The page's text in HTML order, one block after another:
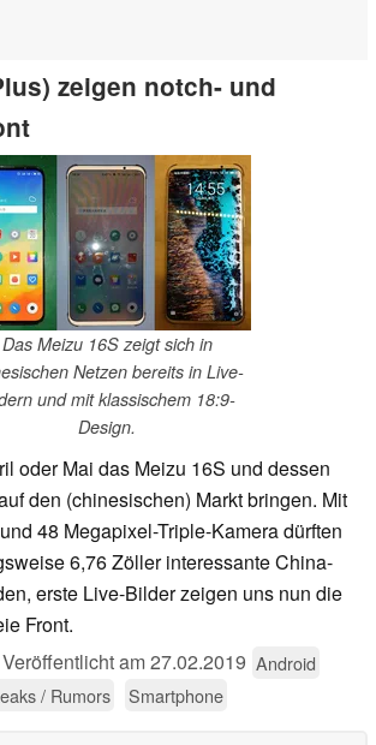
zeigen notch- und
Das Meizu 16S zeigt sich in
Netzen bereits in Live-
und mit klassischem 18:9-
Design.
oder Mai das Meizu 16S und dessen
den (chinesischen) Markt bringen. Mit
48 Megapixel-Triple-Kamera dürften
6,76 Zöller interessante China-
erste Live-Bilder zeigen uns nun die
Front.
Veröffentlicht am27.02.2019 Android
/ Rumors Smartphone